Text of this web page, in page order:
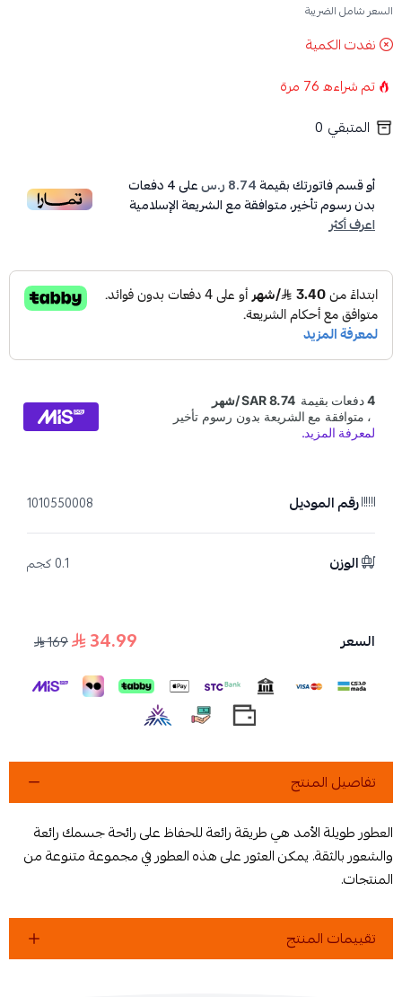
السعر شامل الضريبة
نفدت الكمية
تم شراءه76 مرة
المتبقي 0
أو قسم فاتورتك بقيمة8.74 ر.س على4دفعات
بدون رسوم تأخير، متوافقة مع الشريعة الإسلامية
اعرف أكثر
رقم الموديل 1010550008
الوزن 0.1 كجم
السعر 34.99
169
تفاصيل المنتج
العطور طويلة الأمد هي طريقة رائعة للحفاظ على رائحة جسمك رائعة
والشعور بالثقة. يمكن العثور على هذه العطور في مجموعة متنوعة من
المنتجات.
تقييمات المنتج